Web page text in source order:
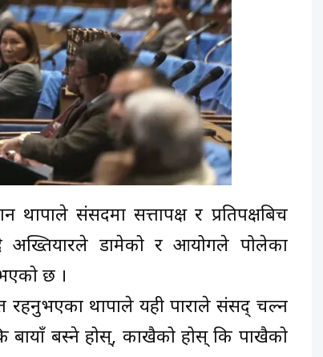
संसदमा सत्तापक्ष र प्रतिपक्षबिच
अख्तियारले डामेको र आयोगले पोलेका
छ ।
रहनुभएका थापाले यही पाराले संसद् चल्न
बायाँ बस्ने होस्, काखैको होस् कि पाखैको